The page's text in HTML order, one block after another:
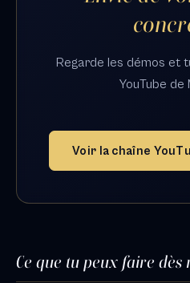
Regarde les démos et
YouTube de
Voir la chaîne
Ce que tu peux faire dès